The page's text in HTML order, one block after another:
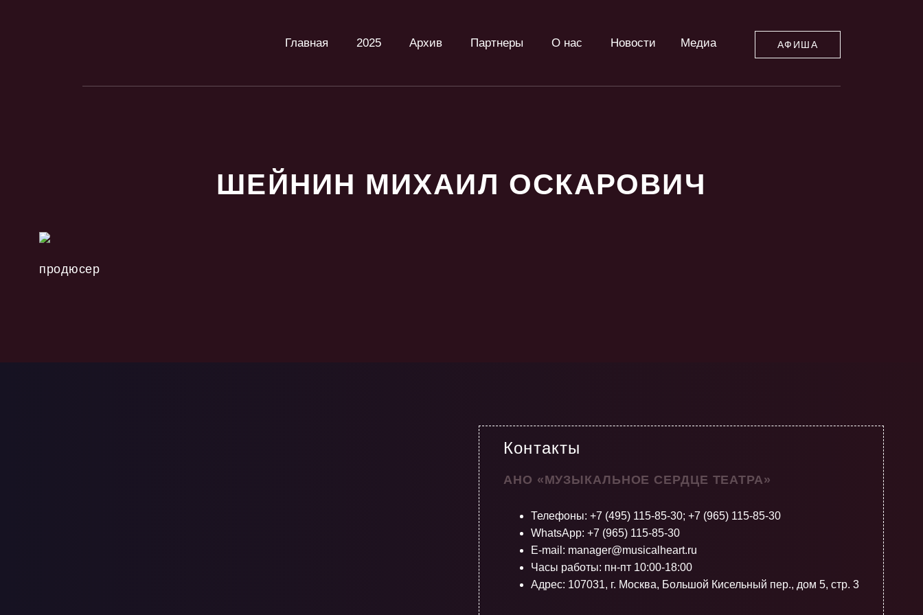
Главная 2025 Архив Партнеры О нас Новости Медиа АФИША
ШЕЙНИН МИХАИЛ ОСКАРОВИЧ
продюсер
Контакты
АНО «МУЗЫКАЛЬНОЕ СЕРДЦЕ ТЕАТРА»
Телефоны: +7 (495) 115-85-30; +7 (965) 115-85-30
WhatsApp: +7 (965) 115-85-30
E-mail: manager@musicalheart.ru
Часы работы: пн-пт 10:00-18:00
Адрес: 107031, г. Москва, Большой Кисельный пер., дом 5, стр. 3